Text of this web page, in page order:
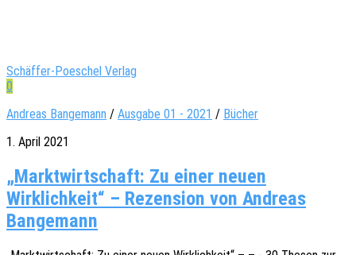
Schäffer-Poeschel Verlag
0
Andreas Bangemann / Ausgabe 01 - 2021 / Bücher
1. April 2021
„Marktwirtschaft: Zu einer neuen
Wirklichkeit“ – Rezension von Andreas
Bangemann